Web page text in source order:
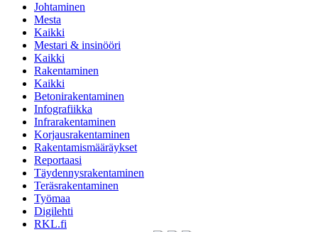
Johtaminen
Mesta
Kaikki
Mestari & insinööri
Kaikki
Rakentaminen
Kaikki
Betonirakentaminen
Infografiikka
Infrarakentaminen
Korjausrakentaminen
Rakentamismääräykset
Reportaasi
Täydennysrakentaminen
Teräsrakentaminen
Työmaa
Digilehti
RKL.fi